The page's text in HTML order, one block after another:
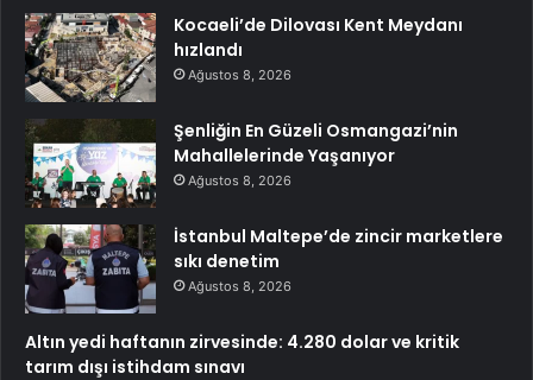
Kocaeli’de Dilovası Kent Meydanı
hızlandı
Ağustos 8, 2026
Şenliğin En Güzeli Osmangazi’nin
Mahallelerinde Yaşanıyor
Ağustos 8, 2026
İstanbul Maltepe’de zincir marketlere
sıkı denetim
Ağustos 8, 2026
Altın yedi haftanın zirvesinde: 4.280 dolar ve kritik
tarım dışı istihdam sınavı